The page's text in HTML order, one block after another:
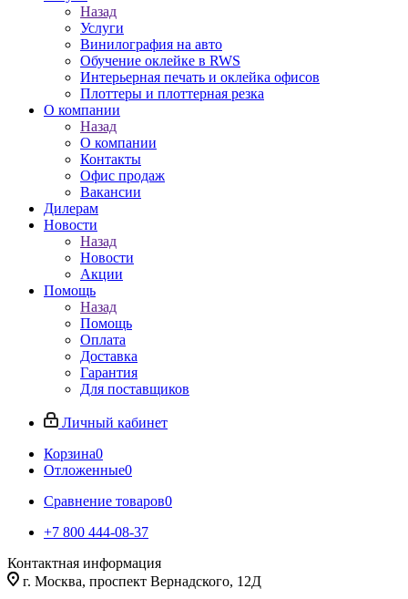
Назад
Услуги
Винилография на авто
Обучение оклейке в RWS
Интерьерная печать и оклейка офисов
Плоттеры и плоттерная резка
О компании
Назад
О компании
Контакты
Офис продаж
Вакансии
Дилерам
Новости
Назад
Новости
Акции
Помощь
Назад
Помощь
Оплата
Доставка
Гарантия
Для поставщиков
Личный кабинет
Корзина0
Отложенные0
Сравнение товаров0
+7 800 444-08-37
Контактная информация
г. Москва, проспект Вернадского, 12Д